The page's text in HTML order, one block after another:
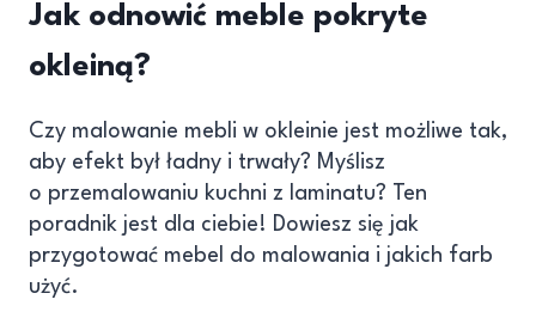
Jak odnowić meble pokryte
okleiną?
Czy malowanie mebli w okleinie jest możliwe tak,
aby efekt był ładny i trwały? Myślisz
o przemalowaniu kuchni z laminatu? Ten
poradnik jest dla ciebie! Dowiesz się jak
przygotować mebel do malowania i jakich farb
użyć.